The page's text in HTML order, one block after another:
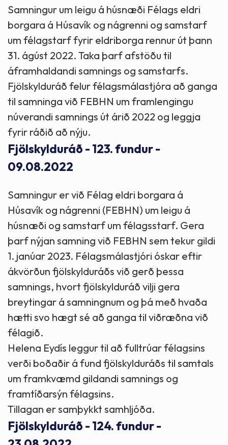
Samningur um leigu á húsnæði Félags eldri
borgara á Húsavík og nágrenni og samstarf
um félagstarf fyrir eldriborga rennur út þann
31. ágúst 2022. Taka þarf afstöðu til
áframhaldandi samnings og samstarfs.
Fjölskylduráð felur félagsmálastjóra að ganga
til samninga við FEBHN um framlengingu
núverandi samnings út árið 2022 og leggja
fyrir ráðið að nýju.
Fjölskylduráð - 123. fundur -
09.08.2022
Samningur er við Félag eldri borgara á
Húsavík og nágrenni (FEBHN) um leigu á
húsnæði og samstarf um félagsstarf. Gera
þarf nýjan samning við FEBHN sem tekur gildi
1. janúar 2023. Félagsmálastjóri óskar eftir
ákvörðun fjölskylduráðs við gerð þessa
samnings, hvort fjölskylduráð vilji gera
breytingar á samningnum og þá með hvaða
hætti svo hægt sé að ganga til viðræðna við
félagið.
Helena Eydís leggur til að fulltrúar félagsins
verði boðaðir á fund fjölskylduráðs til samtals
um framkvæmd gildandi samnings og
framtíðarsýn félagsins.
Tillagan er samþykkt samhljóða.
Fjölskylduráð - 124. fundur -